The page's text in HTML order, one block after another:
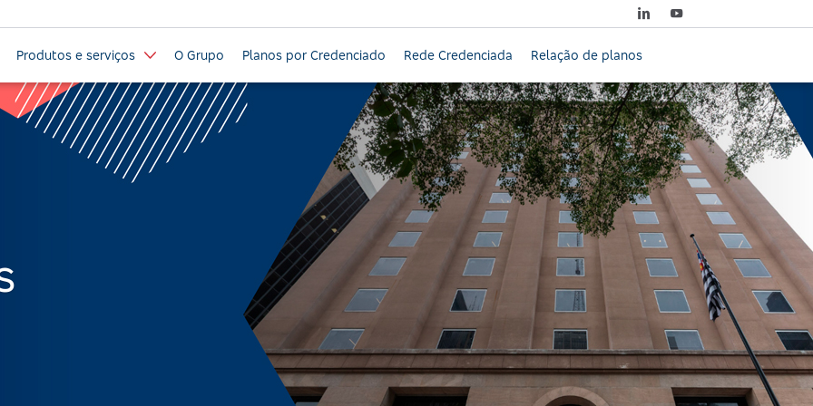
Produtos e serviços O Grupo Planos por Credenciado Rede Credenciada Relação de planos